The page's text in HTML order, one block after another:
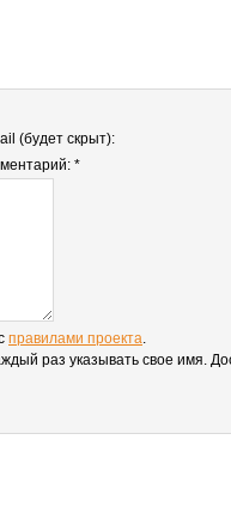
(будет скрыт):
*
правилами проекта.
раз указывать свое имя.